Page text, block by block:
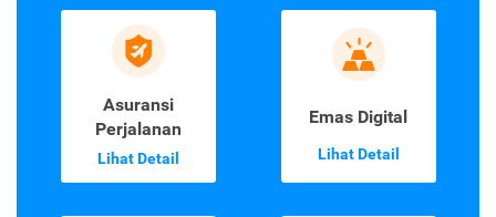
Asuransi
Perjalanan
Lihat Detail
Emas Digital
Lihat Detail